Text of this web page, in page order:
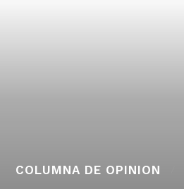
COLUMNA DE OPINION